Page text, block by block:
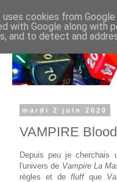
mardi 2 juin 2020
VAMPIRE
Depuis peu je cherchais
l'univers de Vampire La
règles et de fluff que
uses cookies from
with Google along with
and to detect and